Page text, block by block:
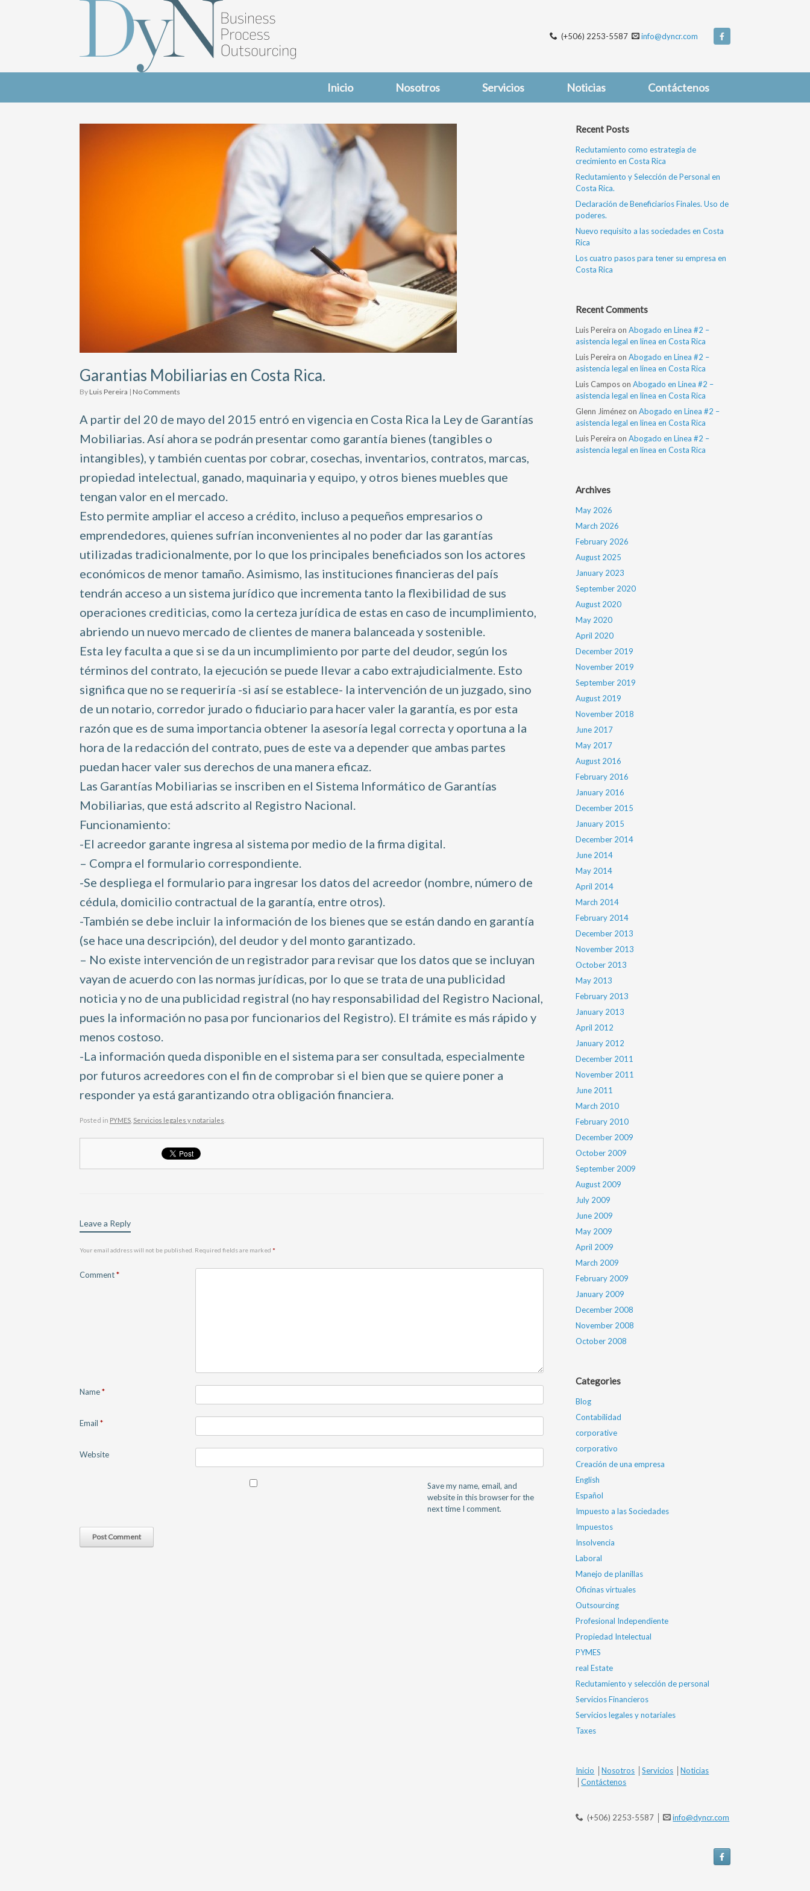
(+506) 2253-5587 info@dyncr.com
Inicio Nosotros Servicios Noticias Contáctenos
Garantias Mobiliarias en Costa Rica.
by Luis Pereira | No Comments
A partir del 20 de mayo del 2015 entró en vigencia en Costa Rica la Ley de Garantías
Mobiliarias. Así ahora se podrán presentar como garantía bienes (tangibles o
intangibles), y también cuentas por cobrar, cosechas, inventarios, contratos, marcas,
propiedad intelectual, ganado, maquinaria y equipo, y otros bienes muebles que
tengan valor en el mercado.
Esto permite ampliar el acceso a crédito, incluso a pequeños empresarios o
emprendedores, quienes sufrían inconvenientes al no poder dar las garantías
utilizadas tradicionalmente, por lo que los principales beneficiados son los actores
económicos de menor tamaño. Asimismo, las instituciones financieras del país
tendrán acceso a un sistema jurídico que incrementa tanto la flexibilidad de sus
operaciones crediticias, como la certeza jurídica de estas en caso de incumplimiento,
abriendo un nuevo mercado de clientes de manera balanceada y sostenible.
Esta ley faculta a que si se da un incumplimiento por parte del deudor, según los
términos del contrato, la ejecución se puede llevar a cabo extrajudicialmente. Esto
significa que no se requeriría -si así se establece- la intervención de un juzgado, sino
de un notario, corredor jurado o fiduciario para hacer valer la garantía, es por esta
razón que es de suma importancia obtener la asesoría legal correcta y oportuna a la
hora de la redacción del contrato, pues de este va a depender que ambas partes
puedan hacer valer sus derechos de una manera eficaz.
Las Garantías Mobiliarias se inscriben en el Sistema Informático de Garantías
Mobiliarias, que está adscrito al Registro Nacional.
Funcionamiento:
-El acreedor garante ingresa al sistema por medio de la firma digital.
– Compra el formulario correspondiente.
-Se despliega el formulario para ingresar los datos del acreedor (nombre, número de
cédula, domicilio contractual de la garantía, entre otros).
-También se debe incluir la información de los bienes que se están dando en garantía
(se hace una descripción), del deudor y del monto garantizado.
– No existe intervención de un registrador para revisar que los datos que se incluyan
vayan de acuerdo con las normas jurídicas, por lo que se trata de una publicidad
noticia y no de una publicidad registral (no hay responsabilidad del Registro Nacional,
pues la información no pasa por funcionarios del Registro). El trámite es más rápido y
menos costoso.
-La información queda disponible en el sistema para ser consultada, especialmente
por futuros acreedores con el fin de comprobar si el bien que se quiere poner a
responder ya está garantizando otra obligación financiera.
Posted in PYMES Servicios legales y notariales
Leave a Reply
Your email address will not be published. Required fields are marked *
Comment*
Name*
Email *
Website
Save my name, email, and
website in this browser for the
next time I comment.
Recent Posts
Reclutamiento como estrategia de
crecimiento en Costa Rica
Reclutamiento y Selección de Personal en
Costa Rica.
Declaración de Beneficiarios Finales. Uso de
poderes.
Nuevo requisito a las sociedades en Costa
Rica
Los cuatro pasos para tener su empresa en
Costa Rica
Recent Comments
Luis Pereira onAbogado en Linea #2 –
asistencia legal en linea en Costa Rica
Luis Pereira onAbogado en Linea #2 –
asistencia legal en linea en Costa Rica
Luis Campos onAbogado en Linea #2 –
asistencia legal en linea en Costa Rica
Glenn Jiménez onAbogado en Linea #2 –
asistencia legal en linea en Costa Rica
Luis Pereira onAbogado en Linea #2 –
asistencia legal en linea en Costa Rica
Archives
May 2026
March 2026
February 2026
August 2025
January 2023
September 2020
August 2020
May 2020
April 2020
December 2019
November 2019
September 2019
August 2019
November 2018
June 2017
May 2017
August 2016
February 2016
January 2016
December 2015
January 2015
December 2014
June 2014
May 2014
April 2014
March 2014
February 2014
December 2013
November 2013
October 2013
May 2013
February 2013
January 2013
April 2012
January 2012
December 2011
November 2011
June 2011
March 2010
February 2010
December 2009
October 2009
September 2009
August 2009
July 2009
June 2009
May 2009
April 2009
March 2009
February 2009
January 2009
December 2008
November 2008
October 2008
Categories
Blog
Contabilidad
corporative
corporativo
Creación de una empresa
English
Español
Impuesto a las Sociedades
Impuestos
Insolvencia
Laboral
Manejo de planillas
Oficinas virtuales
Outsourcing
Profesional Independiente
Propiedad Intelectual
PYMES
real Estate
Reclutamiento y selección de personal
Servicios Financieros
Servicios legales y notariales
Taxes
Inicio │Nosotros │Servicios │Noticias
│Contáctenos
(+506) 2253-5587 │ info@dyncr.com